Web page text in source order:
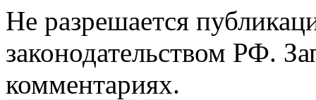
Не разрешается
законодательством РФ.
комментариях.